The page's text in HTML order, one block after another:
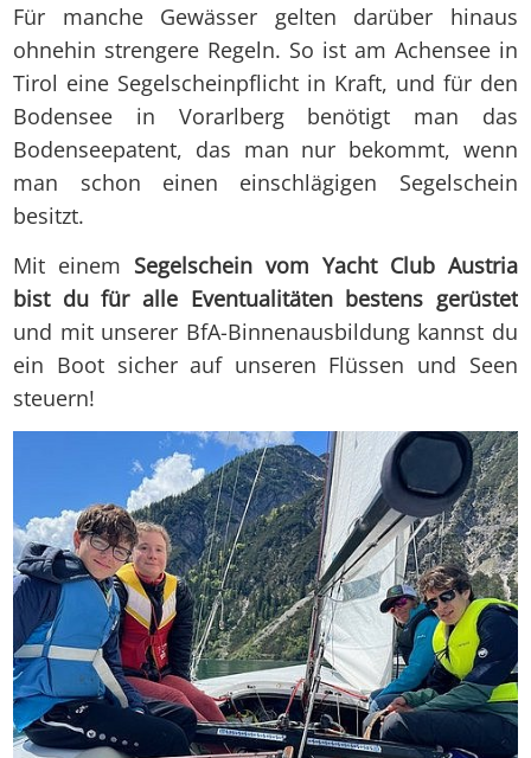
Für manche Gewässer gelten darüber hinaus
ohnehin strengere Regeln. So ist am Achensee in
Tirol eine Segelscheinpflicht in Kraft, und für den
Bodensee in Vorarlberg benötigt man das
Bodenseepatent, das man nur bekommt, wenn
man schon einen einschlägigen Segelschein
besitzt.
Mit einem Segelschein vom Yacht Club Austria
bist du für alle Eventualitäten bestens gerüstet
und mit unserer BfA-Binnenausbildung kannst du
ein Boot sicher auf unseren Flüssen und Seen
steuern!